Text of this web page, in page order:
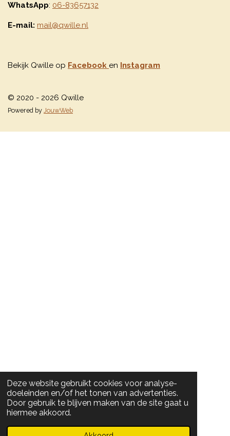
Deze website gebruikt cookies voor analyse-
doeleinden en/of het tonen van advertenties.
Door gebruik te blijven maken van de site gaat u
hiermee akkoord.
WhatsApp: 06-83657132
E-mail: mail@qwille.nl
Bekijk Qwille op Facebook en Instagram
© 2020 - 2026 Qwille
Powered by JouwWeb